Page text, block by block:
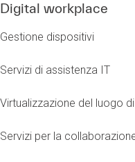
Digital workplace
Gestione dispositivi
Servizi di assistenza IT
Virtualizzazione del luogo
Servizi per la